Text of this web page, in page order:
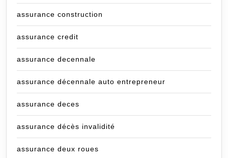
assurance construction
assurance credit
assurance decennale
assurance décennale auto entrepreneur
assurance deces
assurance décès invalidité
assurance deux roues